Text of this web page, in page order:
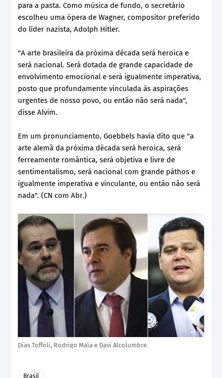
para a pasta. Como música de fundo, o secretário
escolheu uma ópera de Wagner, compositor preferido
do líder nazista, Adolph Hitler.
"A arte brasileira da próxima década será heroica e
será nacional. Será dotada de grande capacidade de
envolvimento emocional e será igualmente imperativa,
posto que profundamente vinculada às aspirações
urgentes de nosso povo, ou então não será nada",
disse Alvim.
Em um pronunciamento, Goebbels havia dito que "a
arte alemã da próxima década será heroica, será
ferreamente romântica, será objetiva e livre de
sentimentalismo, será nacional com grande páthos e
igualmente imperativa e vinculante, ou então não será
nada". (CN com Abr.)
Dias Toffoli, Rodrigo Maia e Davi Alcolumbre.
Brasil